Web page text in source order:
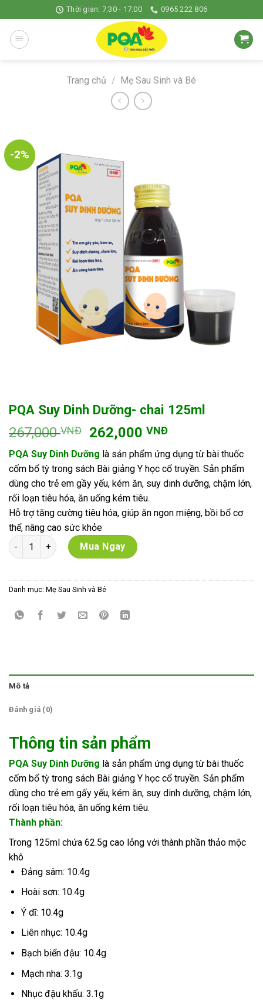
to
content
Thời gian: 7:30 - 17:00 0965 222 806
Trang chủ / Mẹ Sau Sinh và Bé
-2%
PQA Suy Dinh Dưỡng- chai 125ml
267,000VNĐ
Giá
gốc
là:
267,000 VNĐ.
262,000VNĐGiá
hiện
tại
là:
262,000 VNĐ.
PQA Suy Dinh Dưỡng là sản phẩm ứng dụng từ bài thuốc
cốm bổ tỳ trong sách Bài giảng Y học cổ truyền. Sản phẩm
dùng cho trẻ em gầy yếu, kém ăn, suy dinh dưỡng, chậm lớn,
rối loạn tiêu hóa, ăn uống kém tiêu.
Hỗ trợ tăng cường tiêu hóa, giúp ăn ngon miệng, bồi bổ cơ
thể, nâng cao sức khỏe
PQA Suy Dinh Dưỡng- chai 125ml số lượng
Mua Ngay
Danh mục: Mẹ Sau Sinh và Bé
Mô tả
Đánh giá (0)
Thông tin sản phẩm
PQA Suy Dinh Dưỡng là sản phẩm ứng dụng từ bài thuốc
cốm bổ tỳ trong sách Bài giảng Y học cổ truyền. Sản phẩm
dùng cho trẻ em gấy yếu, kém ăn, suy dinh dưỡng, chậm lớn,
rối loạn tiêu hóa, ăn uống kém tiêu.
Thành phần:
Trong 125ml chứa 62.5g cao lỏng với thành phần thảo mộc
khô
Đảng sâm: 10.4g
Hoài sơn: 10.4g
Ý dĩ: 10.4g
Liên nhục: 10.4g
Bạch biển đậu: 10.4g
Mạch nha: 3.1g
Nhục đậu khấu: 3.1g